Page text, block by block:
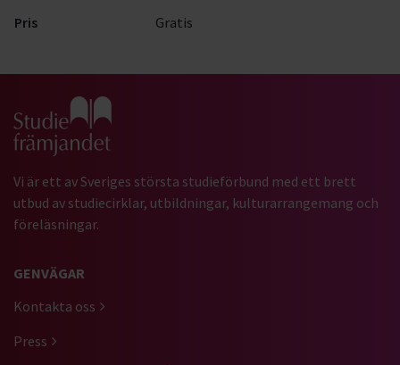
Pris
Gratis
Gå till studiefrämjandets startsida
Vi är ett av Sveriges största studieförbund med ett brett
utbud av studiecirklar, utbildningar, kulturarrangemang och
föreläsningar.
GENVÄGAR
Kontakta oss
Press